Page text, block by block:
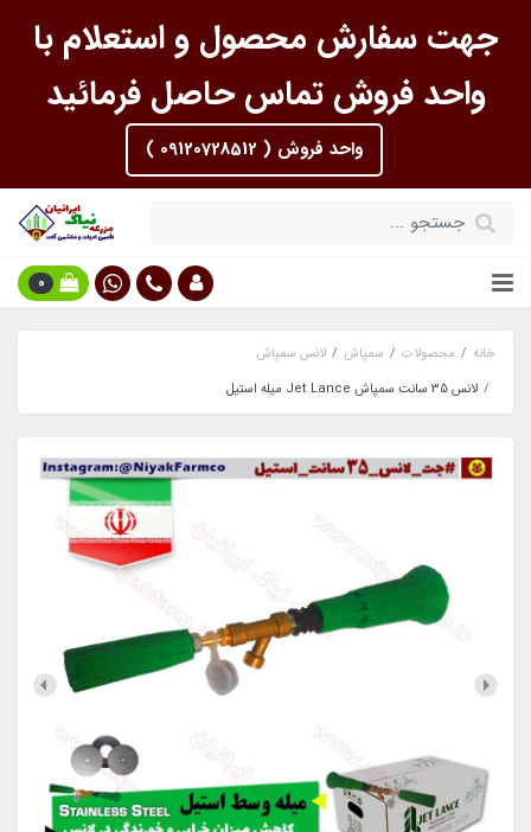
جهت سفارش محصول و استعلام با
واحد فروش تماس حاصل فرمائید
واحد فروش ( 09120728512 )
0
خانه محصولات سمپاش
لانس سمپاش
لانس 35 سانت سمپاش Jet Lance میله استیل